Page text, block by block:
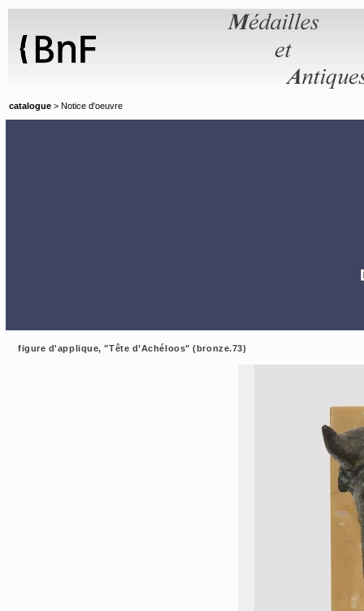
catalogue > Notice d'oeuvre
figure d'applique, "Tête d’Achéloos" (bronze.73)